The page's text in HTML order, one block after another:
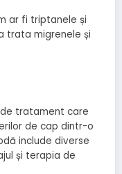
ar fi triptanele și
trata migrenele și
tratament care
de cap dintr-o
include diverse
și terapia de